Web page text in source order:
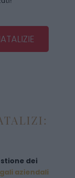
dei
aziendali